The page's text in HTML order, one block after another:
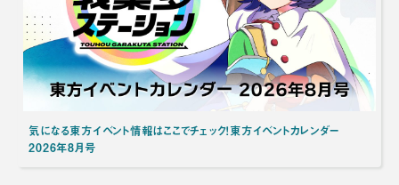
気になる東方イベント情報はここでチェック！東方イベントカレンダー
2026年8月号